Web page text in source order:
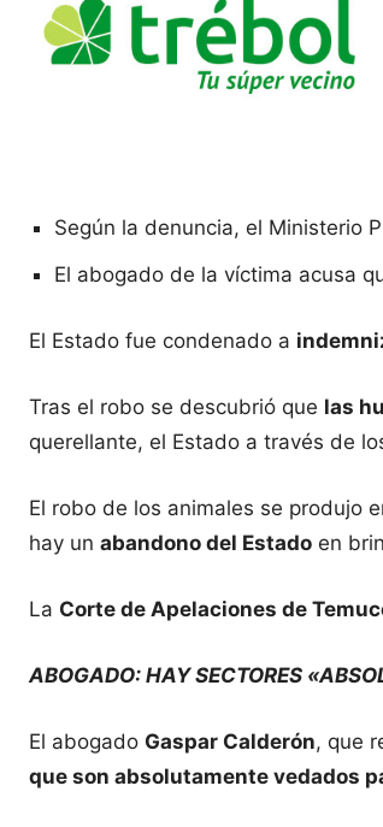
Según la denuncia, el Ministerio
El abogado de la víctima acusa
El Estado fue condenado a
Tras el robo se descubrió que las
querellante, el Estado a través de
El robo de los animales se produjo
hay un abandono del Estado en
La Corte de Apelaciones de
ABOGADO: HAY SECTORES
El abogado Gaspar Calderón, que
que son absolutamente vedados